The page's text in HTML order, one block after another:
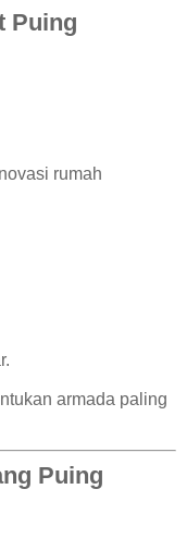
Puing
rumah
armada paling
Puing